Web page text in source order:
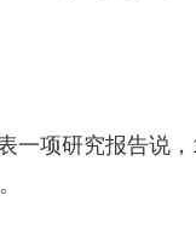
项研究报告说，